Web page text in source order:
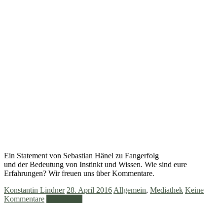
Ein Statement von Sebastian Hänel zu Fangerfolg
und der Bedeutung von Instinkt und Wissen. Wie sind eure
Erfahrungen? Wir freuen uns über Kommentare.
Konstantin Lindner 28. April 2016 Allgemein, Mediathek Keine
Kommentare